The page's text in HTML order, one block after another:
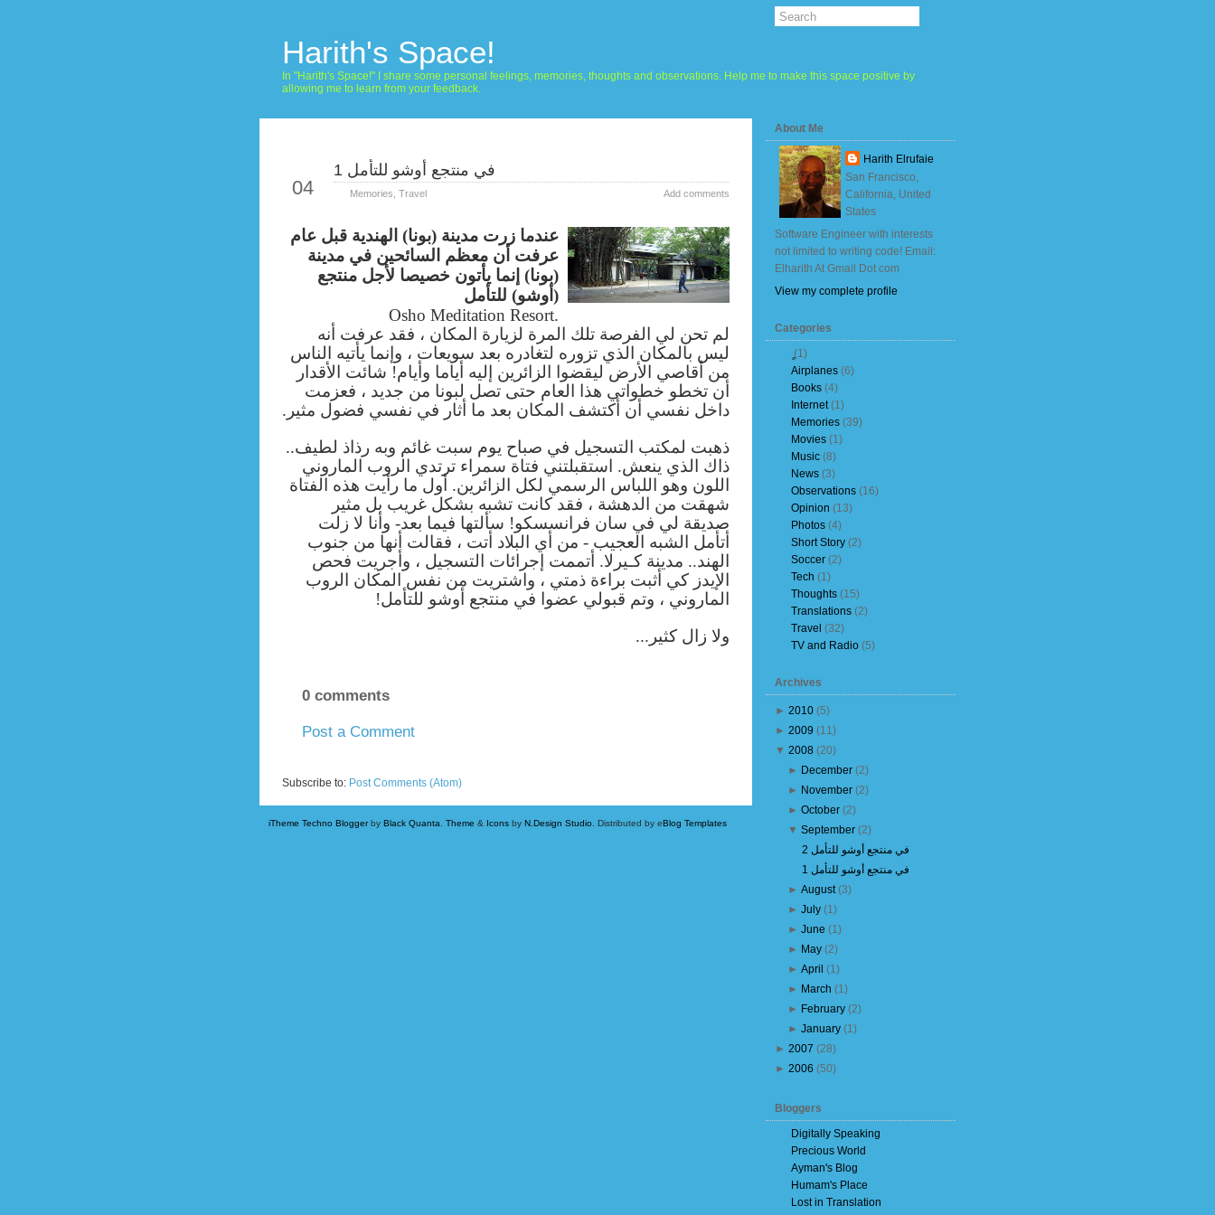
Harith's Space!
In "Harith's Space!" I share some personal feelings, memories, thoughts and observations. Help me to make this space positive by
allowing me to learn from your feedback.
04
في منتجع أوشو للتأمل 1
Memories Travel Add comments
عندما زرت مدينة (بونا) الهندية قبل عام
عرفت أن معظم السائحين في مدينة
(بونا) إنما يأتون خصيصا لأجل منتجع
(أوشو) للتأمل
Osho Meditation Resort.
لم تحن لي الفرصة تلك المرة لزيارة المكان ، فقد عرفت أنه
ليس بالمكان الذي تزوره لتغادره بعد سويعات ، وإنما يأتيه الناس
من أقاصي الأرض ليقضوا الزائرين إليه أياما وأيام! شائت الأقدار
أن تخطو خطواتي هذا العام حتى تصل لبونا من جديد ، فعزمت
داخل نفسي أن أكتشف المكان بعد ما أثار في نفسي فضول مثير.
ذهبت لمكتب التسجيل في صباح يوم سبت غائم وبه رذاذ لطيف..
ذاك الذي ينعش. استقبلتني فتاة سمراء ترتدي الروب الماروني
اللون وهو اللباس الرسمي لكل الزائرين. أول ما رأيت هذه الفتاة
شهقت من الدهشة ، فقد كانت تشبه بشكل غريب بل مثير
صديقة لي في سان فرانسسكو! سألتها فيما بعد- وأنا لا زلت
أتأمل الشبه العجيب - من أي البلاد أتت ، فقالت أنها من جنوب
الهند.. مدينة كـيرلا. أتممت إجرائات التسجيل ، وأجريت فحص
الإيدز كي أثبت براءة ذمتي ، واشتريت من نفس المكان الروب
الماروني ، وتم قبولي عضوا في منتجع أوشو للتأمل!
ولا زال كثير...
0 comments
Post a Comment
Subscribe to: Post Comments (Atom)
iTheme Techno Bloggerby Black Quanta Theme & Icons by N.Design Studio . Distributed by eBlog Templates
About Me
Harith Elrufaie
San Francisco,
California, United
States
Software Engineer with interests
not limited to writing code! Email:
Elharith At Gmail Dot com
View my complete profile
Categories
(1)
Airplanes (6)
Books (4)
Internet(1)
Memories (39)
Movies (1)
Music (8)
News (3)
Observations (16)
Opinion (13)
Photos (4)
Short Story (2)
Soccer (2)
Tech (1)
Thoughts (15)
Translations (2)
Travel (32)
TV and Radio (5)
Archives
► 2010 (5)
► 2009 (11)
▼ 2008 (20)
► December (2)
► November (2)
►October (2)
▼September (2)
في منتجع أوشو للتأمل 2
في منتجع أوشو للتأمل 1
►August(3)
►July (1)
►June (1)
► May (2)
►April (1)
► March (1)
► February (2)
►January (1)
► 2007 (28)
► 2006 (50)
Bloggers
Digitally Speaking
Precious World
Ayman's Blog
Humam's Place
Lost in Translation